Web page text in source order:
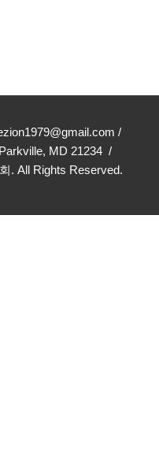
/
MD 21234 /
. All Rights Reserved.